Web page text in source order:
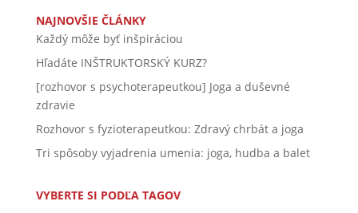
NAJNOVŠIE ČLÁNKY
Každý môže byť inšpiráciou
Hľadáte INŠTRUKTORSKÝ KURZ?
[rozhovor s psychoterapeutkou] Joga a duševné
zdravie
Rozhovor s fyzioterapeutkou: Zdravý chrbát a joga
Tri spôsoby vyjadrenia umenia: joga, hudba a balet
VYBERTE SI PODĽA TAGOV